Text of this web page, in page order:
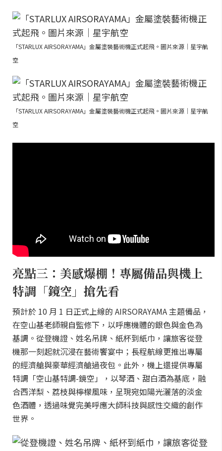
「STARLUX AIRSORAYAMA」金屬塗裝藝術機正式起飛。圖片來源｜星宇航
空
「STARLUX AIRSORAYAMA」金屬塗裝藝術機正式起飛。圖片來源｜星宇航
空
亮點三：美感爆棚！專屬備品與機上
特調「鏡空」搶先看
預計於 10 月 1 日正式上線的 AIRSORAYAMA 主題備品，
在空山基老師親自監修下，以呼應機體的銀色與金色為
基調。從登機證、姓名吊牌、紙杯到紙巾，讓旅客從登
機那一刻起就沉浸在藝術饗宴中；長程航線更推出專屬
的經濟艙與豪華經濟艙過夜包。此外，機上還提供專屬
特調「空山基特調-鏡空」，以琴酒、甜白酒為基底，融
合西洋梨、荔枝與檸檬風味，呈現宛如陽光灑落的淡金
色酒體，透過味覺完美呼應大師科技與感性交織的創作
世界。